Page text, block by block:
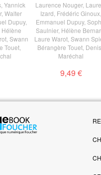
, Yannick
, Walter
Dupuy,
Hélène
Swann
Touet
Laurence Nouger,
Izard Frédéric Ginoux
Emmanuel Dupuy,
Saulnier, Hélène
Laure Warot, Swann
Bérangère Touet,
Maréchal
9,49 €